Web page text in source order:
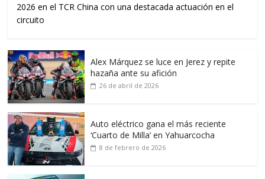
2026 en el TCR China con una destacada actuación en el
circuito
Alex Márquez se luce en Jerez y repite
hazaña ante su afición
26 de abril de 2026
Auto eléctrico gana el más reciente
‘Cuarto de Milla’ en Yahuarcocha
8 de febrero de 2026